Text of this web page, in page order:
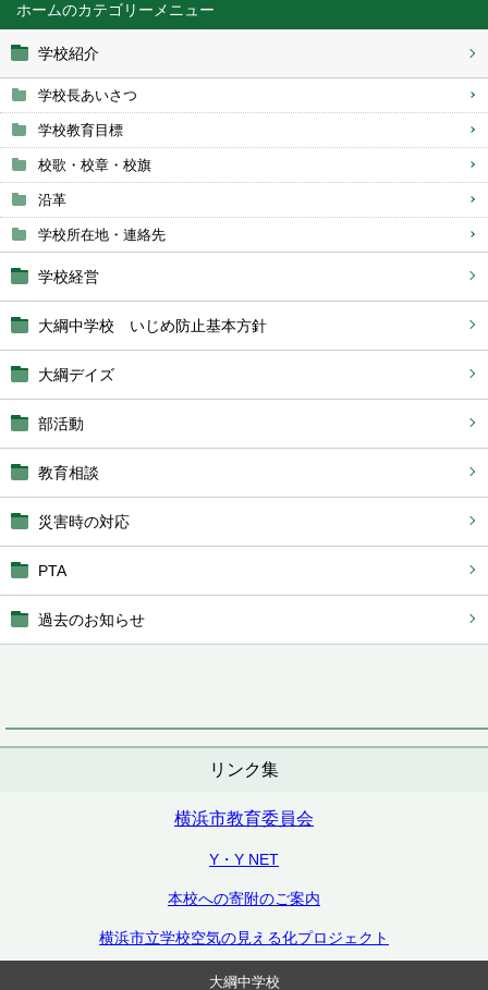
ホーム
学校紹介
学校長あいさつ
学校教育目標
校歌・校章・校旗
沿革
学校所在地・連絡先
学校経営
大綱中学校 いじめ防止基本方針
大綱デイズ
部活動
教育相談
災害時の対応
PTA
過去のお知らせ
リンク集
横浜市教育委員会
Y・Y NET
本校への寄附のご案内
横浜市立学校空気の見える化プロジェクト
大綱中学校